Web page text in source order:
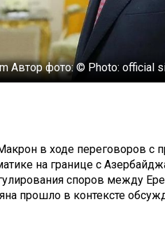
Автор фото:© Photo: official
в ходе переговоров
на границе с
споров между
прошло в контексте